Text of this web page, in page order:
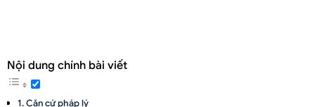
Nội dung chính bài viết
Căn cứ pháp lý